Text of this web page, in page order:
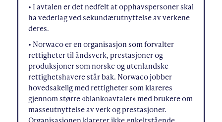
• I avtalen er det nedfelt at opphavspersoner skal
ha vederlag ved sekundærutnyttelse av verkene
deres.
• Norwaco er en organisasjon som forvalter
rettigheter til åndsverk, prestasjoner og
produksjoner som norske og utenlandske
rettighetshavere står bak. Norwaco jobber
hovedsakelig med rettigheter som klareres
gjennom større «blankoavtaler» med brukere om
masseutnyttelse av verk og prestasjoner.